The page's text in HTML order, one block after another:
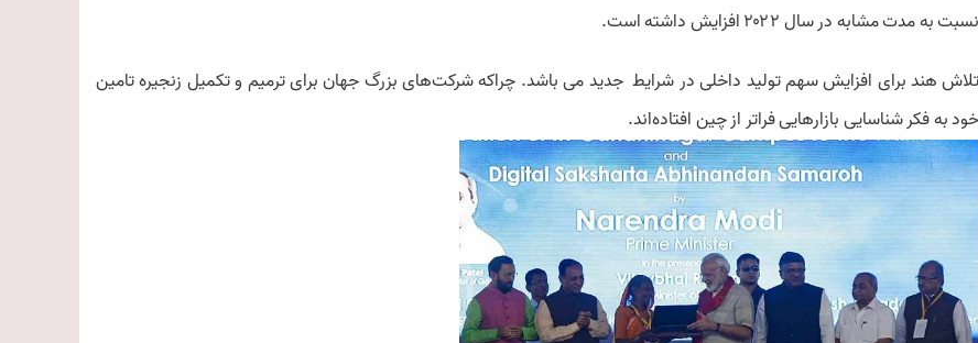
نسبت به مدت مشابه در سال ۲۰۲۲ افزایش داشته است.
تلاش هند برای افزایش سهم تولید داخلی در شرایط جدید می باشد. چراکه شرکت‌های بزرگ جهان برای ترمیم و تکمیل زنجیره تامین
خود به فکر شناسایی بازارهایی فراتر از چین افتاده‌‌اند.